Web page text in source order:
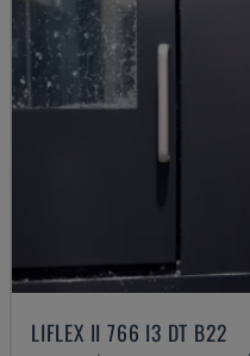
LIFLEX II 766 I3 DT B22